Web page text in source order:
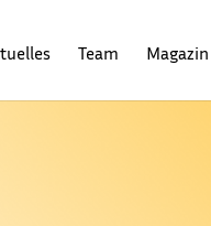
Team Magazin